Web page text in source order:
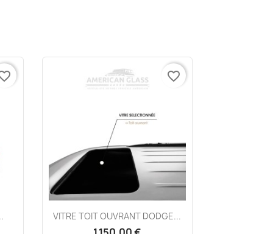
Aperçu rapide
VITRE TOIT OUVRANT DODGE...
favorite_border